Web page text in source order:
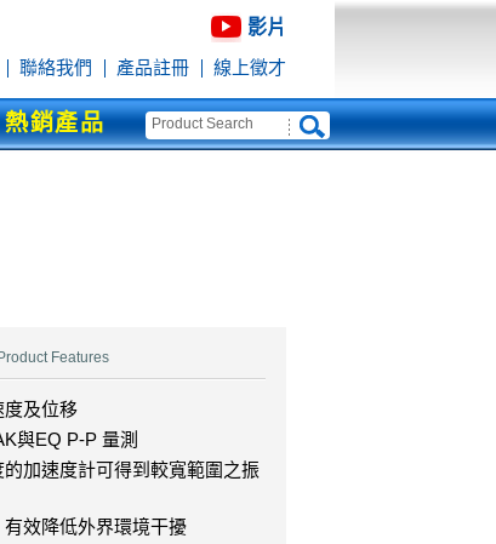
聯絡我們 產品註冊 線上徵才
影片
熱銷產品
Product Features
度及位移
與EQ P-P 量測
加速度計可得到較寬範圍之振
效降低外界環境干擾